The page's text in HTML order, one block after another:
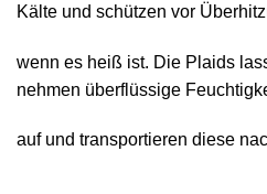
Kälte und schützen vor
wenn es heiß ist. Die Plaids
nehmen überflüssige
auf und transportieren diese